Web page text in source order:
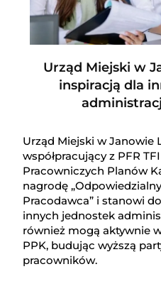
Urząd Miejski w
inspiracją dla
Urząd Miejski w Janowie
współpracujący z PFR
Pracowniczych Planów
nagrodę
Pracodawca” i stanowi
innych jednostek
również mogą aktywnie
PPK, budując wyższą
pracowników.